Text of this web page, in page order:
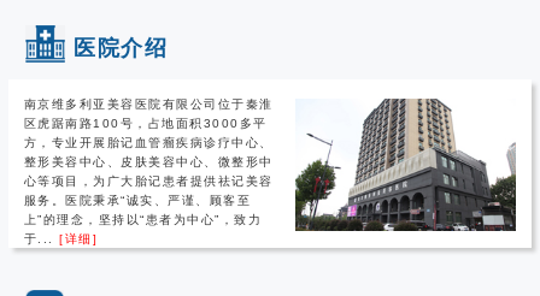
医院介绍
南京维多利亚美容医院有限公司位于秦淮
区虎踞南路100号，占地面积3000多平
方，专业开展胎记血管瘤疾病诊疗中心、
整形美容中心、皮肤美容中心、微整形中
心等项目，为广大胎记患者提供祛记美容
服务。医院秉承“诚实、严谨、顾客至
上”的理念，坚持以“患者为中心”，致力
于...[详细]